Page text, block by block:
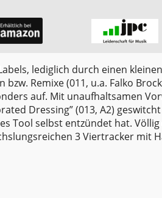
lediglich durch einen
Remixe (011, u.a. Falko
auf. Mit unaufhaltsamen
Dressing” (013, A2)
Tool selbst entzündet hat.
3 Viertracker mit